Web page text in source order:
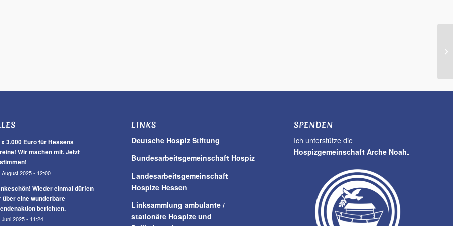
3.000 Euro für Hessens
Wir machen mit. Jetzt
2025 - 12:00
Wieder einmal dürfen
über eine wunderbare
berichten.
2025 - 11:24
LINKS
Deutsche Hospiz Stiftung
Bundesarbeitsgemeinschaft Hospiz
Landesarbeitsgemeinschaft
Hospize Hessen
Linksammlung ambulante /
stationäre Hospize und
SPENDEN
Ich unterstütze die
Hospizgemeinschaft Arche Noah.